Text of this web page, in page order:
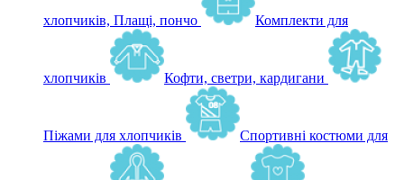
хлопчиків, Плащі, пончо Комплекти для
хлопчиків Кофти, светри, кардигани
Піжами для хлопчиків Спортивні костюми для